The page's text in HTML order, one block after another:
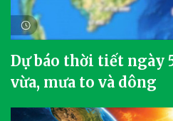
Dự báo thời tiết ngày
vừa, mưa to và dông